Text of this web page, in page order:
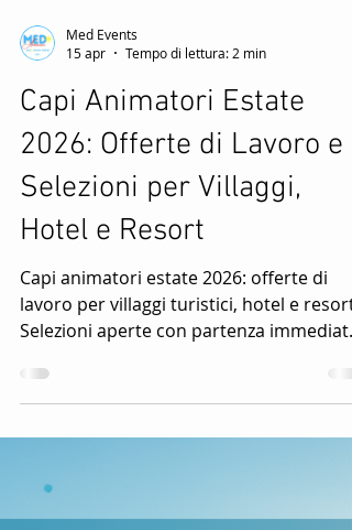
Med Events
15 apr
Tempo di lettura: 2 min
Capi Animatori Estate
2026: Offerte di Lavoro e
Selezioni per Villaggi,
Hotel e Resort